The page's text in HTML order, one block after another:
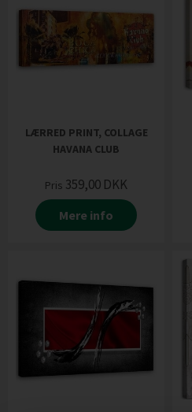
LÆRRED PRINT, COLLAGE
HAVANA CLUB
Pris 359,00 DKK
Mere info